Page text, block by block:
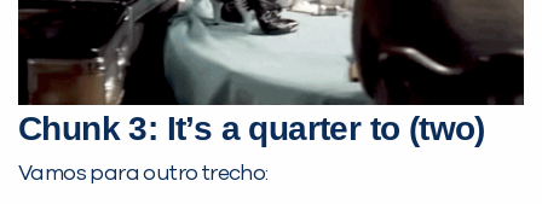
Chunk 3: It’s a quarter to (two)
Vamos para outro trecho: